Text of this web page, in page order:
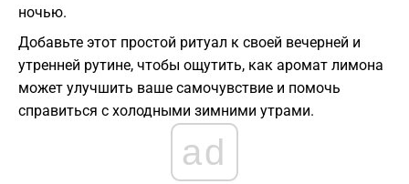
ночью.
Добавьте этот простой ритуал к своей вечерней и
утренней рутине, чтобы ощутить, как аромат лимона
может улучшить ваше самочувствие и помочь
справиться с холодными зимними утрами.
ad